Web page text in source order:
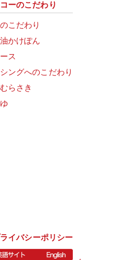
ーのこだわり
こだわり
かけぽん
ス
ングへのこだわり
らさき
イバシーポリシー